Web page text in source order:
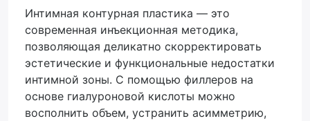
Интимная контурная пластика — это
современная инъекционная методика,
позволяющая деликатно скорректировать
эстетические и функциональные недостатки
интимной зоны. С помощью филлеров на
основе гиалуроновой кислоты можно
восполнить объем, устранить асимметрию,